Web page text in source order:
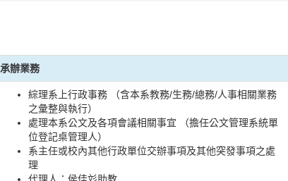
承辦業務
綜理系上行政事務 （含本系教務/生務/總務/人事相關業務
之彙整與執行）
處理本系公文及各項會議相關事宜 （擔任公文管理系統單
位登記桌管理人）
系主任或校內其他行政單位交辦事項及其他突發事項之處
理